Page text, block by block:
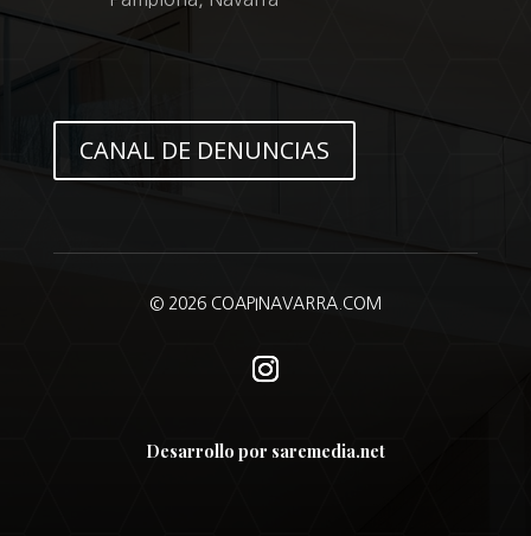
CANAL DE DENUNCIAS
© 2026 COAPINAVARRA.COM
Desarrollo por saremedia.net